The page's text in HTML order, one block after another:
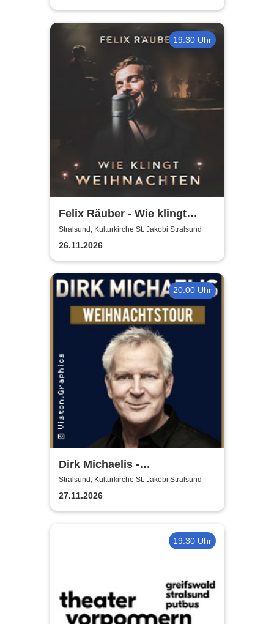
19:30 Uhr
Felix Räuber - Wie klingt
Weihnachten 2026
Stralsund, Kulturkirche St. Jakobi Stralsund
26.11.2026
20:00 Uhr
Dirk Michaelis -
Weihnachtstournee 2026
Stralsund, Kulturkirche St. Jakobi Stralsund
27.11.2026
19:30 Uhr